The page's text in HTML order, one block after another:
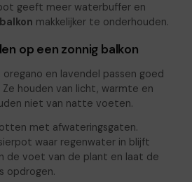
geeft meer waterbuffer en
makkelijker te onderhouden.
op een zonnig balkon
oregano en lavendel passen goed
Ze houden van licht, warmte en
niet van natte voeten.
met afwateringsgaten.
waar regenwater in blijft
de voet van de plant en laat de
opdrogen.